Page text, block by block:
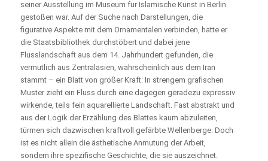
seiner Ausstellung im Museum für Islamische Kunst in Berlin
gestoßen war. Auf der Suche nach Darstellungen, die
figurative Aspekte mit dem Ornamentalen verbinden, hatte er
die Staatsbibliothek durchstöbert und dabei jene
Flusslandschaft aus dem 14. Jahrhundert gefunden, die
vermutlich aus Zentralasien, wahrscheinlich aus dem Iran
stammt – ein Blatt von großer Kraft: In strengem grafischen
Muster zieht ein Fluss durch eine dagegen geradezu expressiv
wirkende, teils fein aquarellierte Landschaft. Fast abstrakt und
aus der Logik der Erzählung des Blattes kaum abzuleiten,
türmen sich dazwischen kraftvoll gefärbte Wellenberge. Doch
ist es nicht allein die ästhetische Anmutung der Arbeit,
sondern ihre spezifische Geschichte, die sie auszeichnet.